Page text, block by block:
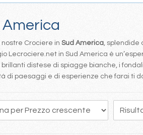
America
nostre Crociere in Sud America, splendide
Lecrociere.net in Sud America è
brillanti distese di spiagge bianche, i
di paesaggi e di esperienze che farai ti
2